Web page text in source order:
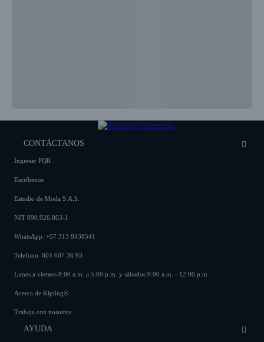
CONTÁCTANOS
Ingresar PQR
Escríbenos
Estudio de Moda S.A.S.
NIT 890.926.803-1
WhatsApp: +57 313 8438541
Telefono: 604 607 36 93
Lunes a viernes 8:00 a.m. a 5:00 p.m. y sábados 9:00 a.m. - 12:00 p.m
Acerca de Kipling®
Trabaja con nosotros
AYUDA